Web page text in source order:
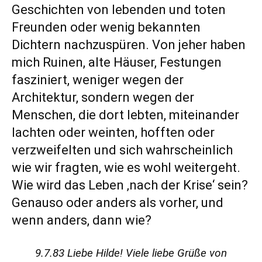
Geschichten von lebenden und toten
Freunden oder wenig bekannten
Dichtern nachzuspüren. Von jeher haben
mich Ruinen, alte Häuser, Festungen
fasziniert, weniger wegen der
Architektur, sondern wegen der
Menschen, die dort lebten, miteinander
lachten oder weinten, hofften oder
verzweifelten und sich wahrscheinlich
wie wir fragten, wie es wohl weitergeht.
Wie wird das Leben ‚nach der Krise‘ sein?
Genauso oder anders als vorher, und
wenn anders, dann wie?
9.7.83 Liebe Hilde! Viele liebe Grüße von